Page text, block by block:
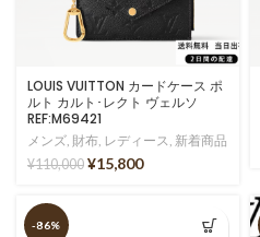
LOUIS VUITTON カードケース ポ
ルト カルト･レクト ヴェルソ
REF:M69421
メンズ, 財布, レディース, 新着商品
¥110,000 ¥15,800
-86%